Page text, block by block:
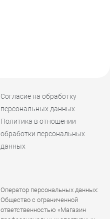
Согласие на обработку
персональных данных
Политика в отношении
обработки персональных
данных
Оператор персональных данных:
Общество с ограниченной
ответственностью «Магазин